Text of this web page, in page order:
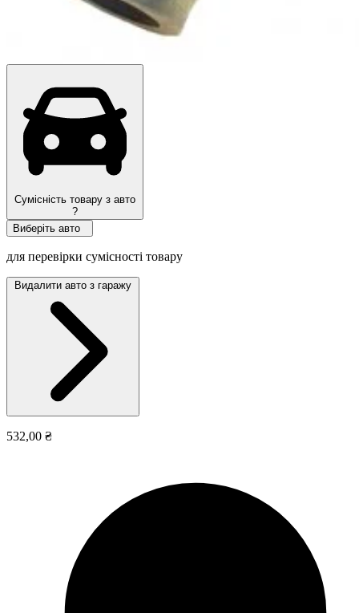
Сумісність товару з авто
?
Виберіть авто
для перевірки сумісності товару
Видалити авто з гаражу
532,00 ₴